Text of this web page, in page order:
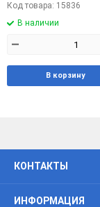
Код товара: 15836
В наличии
–
В корзину
КОНТАКТЫ
ИНФОРМАЦИЯ